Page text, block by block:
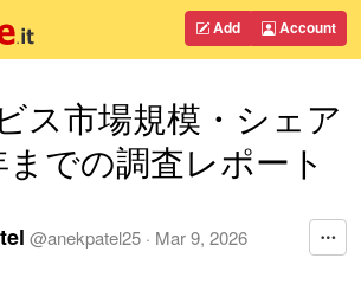
Add Account
ス市場規模・シェア
までの調査レポート
@anekpatel25 · Mar 9, 2026